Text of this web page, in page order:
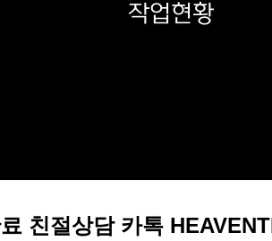
작업현황
친절상담 카톡